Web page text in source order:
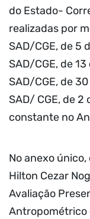
do Estado-
realizadas por
SAD/CGE, de 5
SAD/CGE, de
SAD/CGE, de
SAD/ CGE, de
constante no
No anexo
Hilton Cezar
Avaliação
Antropométrico